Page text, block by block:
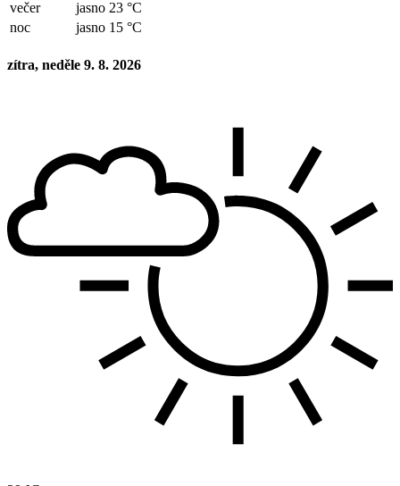
večer
jasno 23 °C
noc
jasno 15 °C
zítra, neděle 9. 8. 2026